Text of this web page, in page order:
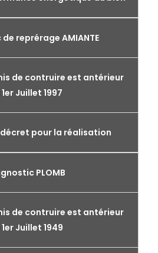
reprérage AMIANTE
de contruire est antérieur
Juillet 1997
pour la réalisation
PLOMB
de contruire est antérieur
Juillet 1949